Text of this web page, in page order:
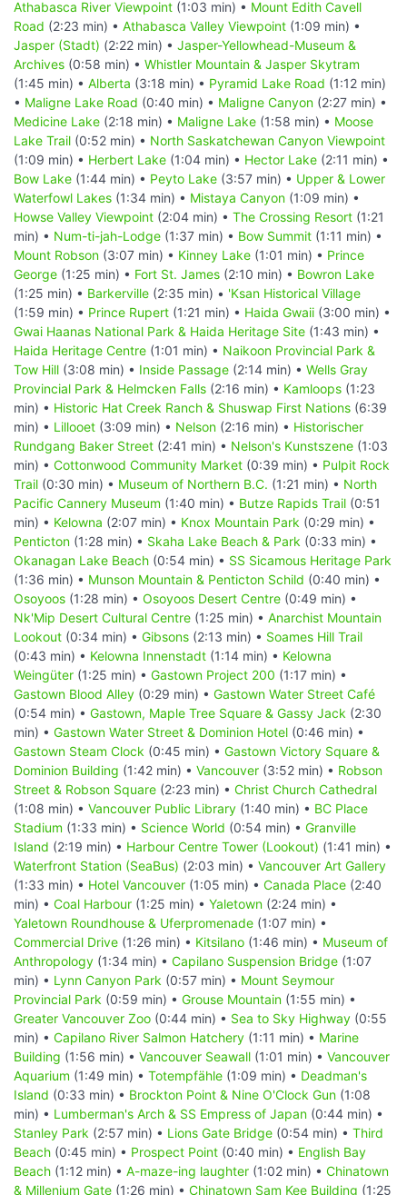
Athabasca River Viewpoint (1:03 min) • Mount Edith Cavell
Road (2:23 min) • Athabasca Valley Viewpoint (1:09 min) •
Jasper (Stadt) (2:22 min) • Jasper-Yellowhead-Museum &
Archives (0:58 min) • Whistler Mountain & Jasper Skytram
(1:45 min) • Alberta (3:18 min) • Pyramid Lake Road (1:12 min)
• Maligne Lake Road (0:40 min) • Maligne Canyon (2:27 min) •
Medicine Lake (2:18 min) • Maligne Lake (1:58 min) • Moose
Lake Trail (0:52 min) • North Saskatchewan Canyon Viewpoint
(1:09 min) • Herbert Lake (1:04 min) • Hector Lake (2:11 min) •
Bow Lake (1:44 min) • Peyto Lake (3:57 min) • Upper & Lower
Waterfowl Lakes (1:34 min) • Mistaya Canyon (1:09 min) •
Howse Valley Viewpoint (2:04 min) • The Crossing Resort (1:21
min) • Num-ti-jah-Lodge (1:37 min) • Bow Summit (1:11 min) •
Mount Robson (3:07 min) • Kinney Lake (1:01 min) • Prince
George (1:25 min) • Fort St. James (2:10 min) • Bowron Lake
(1:25 min) • Barkerville (2:35 min) • 'Ksan Historical Village
(1:59 min) • Prince Rupert (1:21 min) • Haida Gwaii (3:00 min) •
Gwai Haanas National Park & Haida Heritage Site (1:43 min) •
Haida Heritage Centre (1:01 min) • Naikoon Provincial Park &
Tow Hill (3:08 min) • Inside Passage (2:14 min) • Wells Gray
Provincial Park & Helmcken Falls (2:16 min) • Kamloops (1:23
min) • Historic Hat Creek Ranch & Shuswap First Nations (6:39
min) • Lillooet (3:09 min) • Nelson (2:16 min) • Historischer
Rundgang Baker Street (2:41 min) • Nelson's Kunstszene (1:03
min) • Cottonwood Community Market (0:39 min) • Pulpit Rock
Trail (0:30 min) • Museum of Northern B.C. (1:21 min) • North
Pacific Cannery Museum (1:40 min) • Butze Rapids Trail (0:51
min) • Kelowna (2:07 min) • Knox Mountain Park (0:29 min) •
Penticton (1:28 min) • Skaha Lake Beach & Park (0:33 min) •
Okanagan Lake Beach (0:54 min) • SS Sicamous Heritage Park
(1:36 min) • Munson Mountain & Penticton Schild (0:40 min) •
Osoyoos (1:28 min) • Osoyoos Desert Centre (0:49 min) •
Nk'Mip Desert Cultural Centre (1:25 min) • Anarchist Mountain
Lookout (0:34 min) • Gibsons (2:13 min) • Soames Hill Trail
(0:43 min) • Kelowna Innenstadt (1:14 min) • Kelowna
Weingüter (1:25 min) • Gastown Project 200 (1:17 min) •
Gastown Blood Alley (0:29 min) • Gastown Water Street Café
(0:54 min) • Gastown, Maple Tree Square & Gassy Jack (2:30
min) • Gastown Water Street & Dominion Hotel (0:46 min) •
Gastown Steam Clock (0:45 min) • Gastown Victory Square &
Dominion Building (1:42 min) • Vancouver (3:52 min) • Robson
Street & Robson Square (2:23 min) • Christ Church Cathedral
(1:08 min) • Vancouver Public Library (1:40 min) • BC Place
Stadium (1:33 min) • Science World (0:54 min) • Granville
Island (2:19 min) • Harbour Centre Tower (Lookout) (1:41 min) •
Waterfront Station (SeaBus) (2:03 min) • Vancouver Art Gallery
(1:33 min) • Hotel Vancouver (1:05 min) • Canada Place (2:40
min) • Coal Harbour (1:25 min) • Yaletown (2:24 min) •
Yaletown Roundhouse & Uferpromenade (1:07 min) •
Commercial Drive (1:26 min) • Kitsilano (1:46 min) • Museum of
Anthropology (1:34 min) • Capilano Suspension Bridge (1:07
min) • Lynn Canyon Park (0:57 min) • Mount Seymour
Provincial Park (0:59 min) • Grouse Mountain (1:55 min) •
Greater Vancouver Zoo (0:44 min) • Sea to Sky Highway (0:55
min) • Capilano River Salmon Hatchery (1:11 min) • Marine
Building (1:56 min) • Vancouver Seawall (1:01 min) • Vancouver
Aquarium (1:49 min) • Totempfähle (1:09 min) • Deadman's
Island (0:33 min) • Brockton Point & Nine O'Clock Gun (1:08
min) • Lumberman's Arch & SS Empress of Japan (0:44 min) •
Stanley Park (2:57 min) • Lions Gate Bridge (0:54 min) • Third
Beach (0:45 min) • Prospect Point (0:40 min) • English Bay
Beach (1:12 min) • A-maze-ing laughter (1:02 min) • Chinatown
& Millenium Gate (1:26 min) • Chinatown Sam Kee Building (1:25